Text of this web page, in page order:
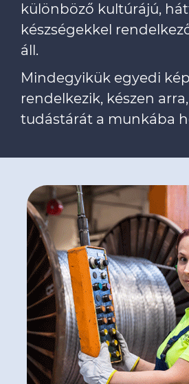
különböző kultúrájú,
készségekkel
áll.
Mindegyikük egyedi
rendelkezik, készen
tudástárát a munkába